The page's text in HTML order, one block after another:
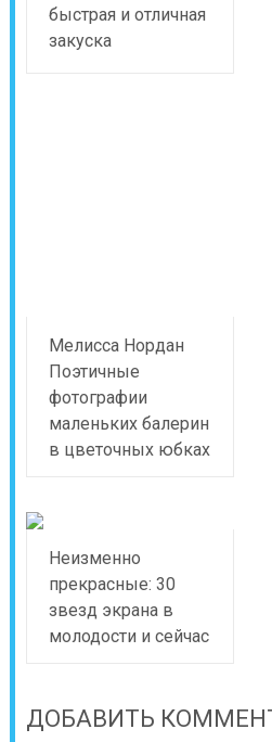
быстрая и отличная
закуска
Мелисса Нордан
Поэтичные
фотографии
маленьких балерин
в цветочных юбках
Неизменно
прекрасные: 30
звезд экрана в
молодости и сейчас
ДОБАВИТЬ